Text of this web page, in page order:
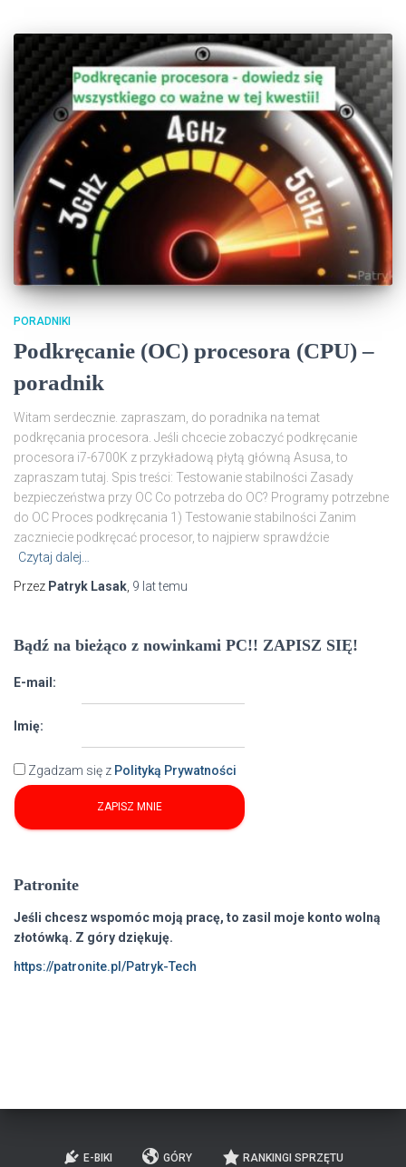
PORADNIKI
Podkręcanie (OC) procesora (CPU) –
poradnik
Witam serdecznie. zapraszam, do poradnika na temat
podkręcania procesora. Jeśli chcecie zobaczyć podkręcanie
procesora i7-6700K z przykładową płytą główną Asusa, to
zapraszam tutaj. Spis treści: Testowanie stabilności Zasady
bezpieczeństwa przy OC Co potrzeba do OC? Programy potrzebne
do OC Proces podkręcania 1) Testowanie stabilności Zanim
zaczniecie podkręcać procesor, to najpierw sprawdźcie
Czytaj dalej…
Przez Patryk Lasak, 9 lattemu
Bądź na bieżąco z nowinkami PC!! ZAPISZ SIĘ!
E-mail:
Imię:
Zgadzam się z Polityką Prywatności
Patronite
Jeśli chcesz wspomóc moją pracę, to zasil moje konto wolną
złotówką. Z góry dziękuję.
https://patronite.pl/Patryk-Tech
E-BIKI GÓRY RANKINGI SPRZĘTU